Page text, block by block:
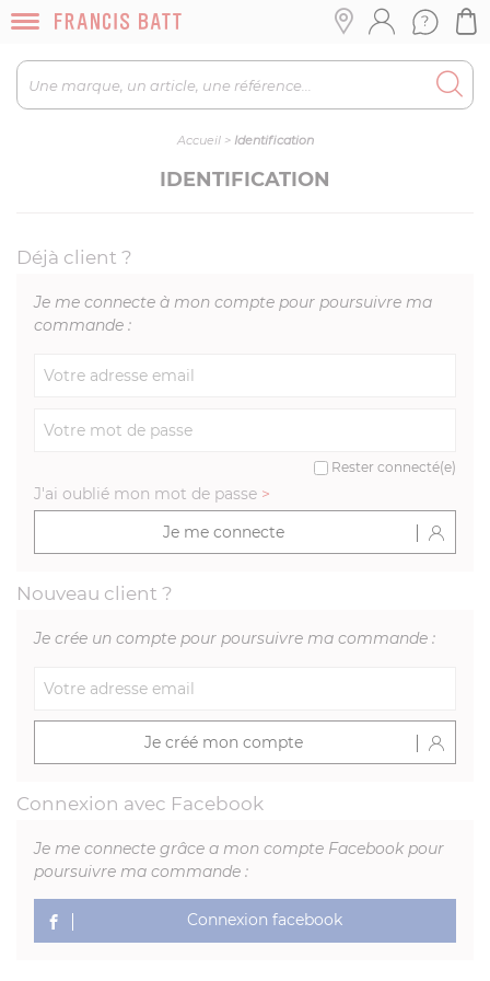
Accueil> Identification
IDENTIFICATION
Déjà client ?
Je me connecte à mon compte pour poursuivre ma
commande :
Rester connecté(e)
J'ai oublié mon mot de passe >
Je me connecte
Nouveau client ?
Je crée un compte pour poursuivre ma commande :
Je créé mon compte
Connexion avec Facebook
Je me connecte grâce a mon compte Facebook pour
poursuivre ma commande :
Connexion facebook